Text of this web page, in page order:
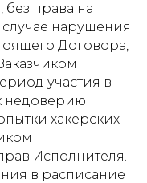
без права на
нарушения
Договора,
участия в
недоверию
хакерских
Исполнителя.
в расписание